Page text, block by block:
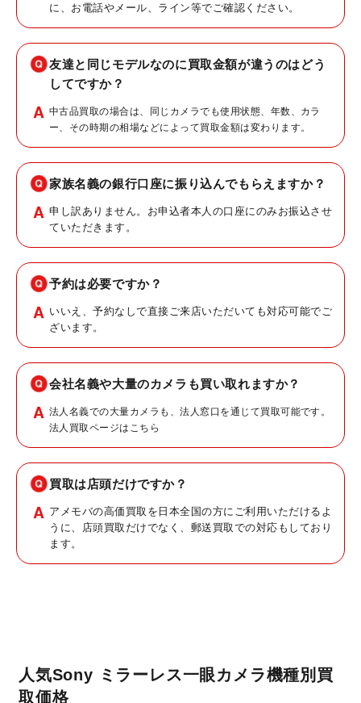
に、お電話やメール、ライン等でご確認ください。
友達と同じモデルなのに買取金額が違うのはどう
してですか？
中古品買取の場合は、同じカメラでも使用状態、年数、カラ
ー、その時期の相場などによって買取金額は変わります。
家族名義の銀行口座に振り込んでもらえますか？
申し訳ありません。お申込者本人の口座にのみお振込させ
ていただきます。
予約は必要ですか？
いいえ、予約なしで直接ご来店いただいても対応可能でご
ざいます。
会社名義や大量のカメラも買い取れますか？
法人名義での大量カメラも、法人窓口を通じて買取可能です。
法人買取ページはこちら
買取は店頭だけですか？
アメモバの高価買取を日本全国の方にご利用いただけるよ
うに、店頭買取だけでなく、郵送買取での対応もしており
ます。
人気Sony ミラーレス一眼カメラ機種別買
取価格